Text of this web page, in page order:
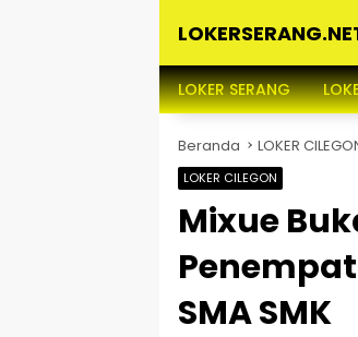
Lowongan
Kerja
dan
Sekitarnya
LOKER SERANG
Beranda LOKER
LOKER CILEGON
Mixue
SMA SMK